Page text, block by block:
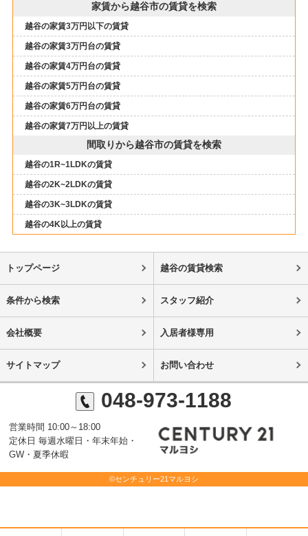
家賃から越谷市の賃貸を検索
越谷の家賃3万円以下の賃貸
越谷の家賃3万円台の賃貸
越谷の家賃4万円台の賃貸
越谷の家賃5万円台の賃貸
越谷の家賃6万円台の賃貸
越谷の家賃7万円以上の賃貸
間取りから越谷市の賃貸を検索
越谷の1R~1LDKの賃貸
越谷の2K~2LDKの賃貸
越谷の3K~3LDKの賃貸
越谷の4K以上の賃貸
トップページ 越谷の賃貸検索
条件から検索 スタッフ紹介
会社概要 入居者様専用
サイトマップ お問い合わせ
048-973-1188
営業時間 10:00～18:00
定休日 毎週水曜日・年末年始・
GW・夏季休暇
©センチュリー21マルヨシ